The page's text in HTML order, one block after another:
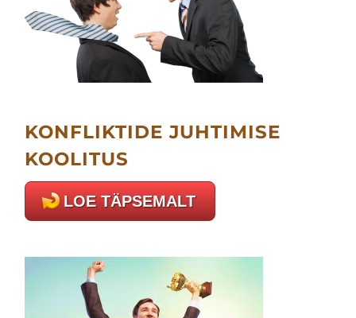
KONFLIKTIDE JUHTIMISE
KOOLITUS
LOE TÄPSEMALT